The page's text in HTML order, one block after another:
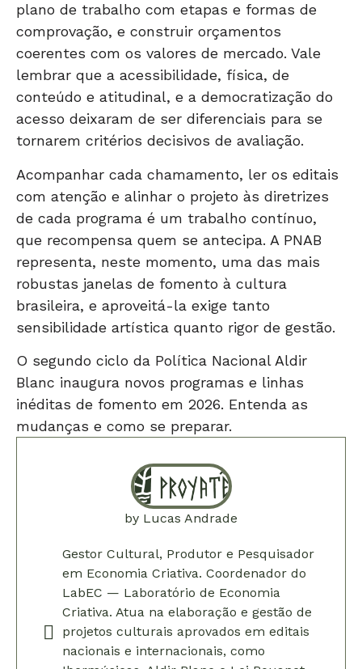
plano de trabalho com etapas e formas de
comprovação, e construir orçamentos
coerentes com os valores de mercado. Vale
lembrar que a acessibilidade, física, de
conteúdo e atitudinal, e a democratização do
acesso deixaram de ser diferenciais para se
tornarem critérios decisivos de avaliação.
Acompanhar cada chamamento, ler os editais
com atenção e alinhar o projeto às diretrizes
de cada programa é um trabalho contínuo,
que recompensa quem se antecipa. A PNAB
representa, neste momento, uma das mais
robustas janelas de fomento à cultura
brasileira, e aproveitá-la exige tanto
sensibilidade artística quanto rigor de gestão.
O segundo ciclo da Política Nacional Aldir
Blanc inaugura novos programas e linhas
inéditas de fomento em 2026. Entenda as
mudanças e como se preparar.
by Lucas Andrade
Gestor Cultural, Produtor e Pesquisador
em Economia Criativa. Coordenador do
LabEC — Laboratório de Economia
Criativa. Atua na elaboração e gestão de
projetos culturais aprovados em editais
nacionais e internacionais, como